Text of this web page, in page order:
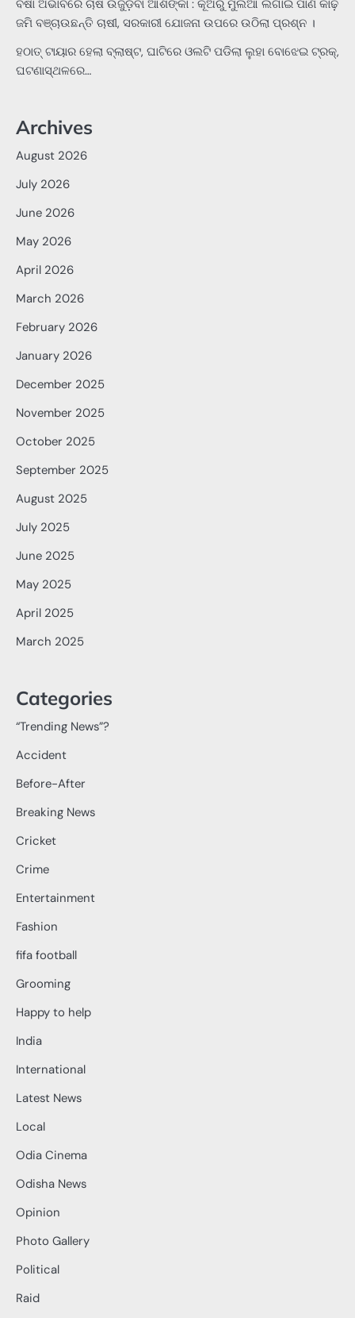
ବର୍ଷା ଅଭାବରେ ଚାଷ ଉଜୁଡ଼ିବା ଆଶଙ୍କା : କୂଅରୁ ମୁଲିଆ ଲଗାଇ ପାଣି କାଢ଼ି
ଜମି ବଞ୍ଚାଉଛନ୍ତି ଚାଷୀ, ସରକାରୀ ଯୋଜନା ଉପରେ ଉଠିଲା ପ୍ରଶ୍ନ ।
ହଠାତ୍‌ ଟାୟାର ହେଲା ବ୍ଲାଷ୍ଟ, ଘାଟିରେ ଓଲଟି ପଡିଲା ଲୁହା ବୋଝେଇ ଟ୍ରକ୍‌,
ଘଟଣାସ୍ଥଳରେ…
Archives
August 2026
July 2026
June 2026
May 2026
April 2026
March 2026
February 2026
January 2026
December 2025
November 2025
October 2025
September 2025
August 2025
July 2025
June 2025
May 2025
April 2025
March 2025
Categories
“Trending News”?
Accident
Before-After
Breaking News
Cricket
Crime
Entertainment
Fashion
fifa football
Grooming
Happy to help
India
International
Latest News
Local
Odia Cinema
Odisha News
Opinion
Photo Gallery
Political
Raid